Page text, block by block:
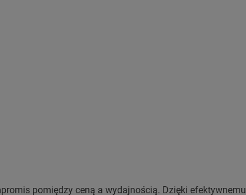
pomiędzy ceną a wydajnością. Dzięki efektywnemu